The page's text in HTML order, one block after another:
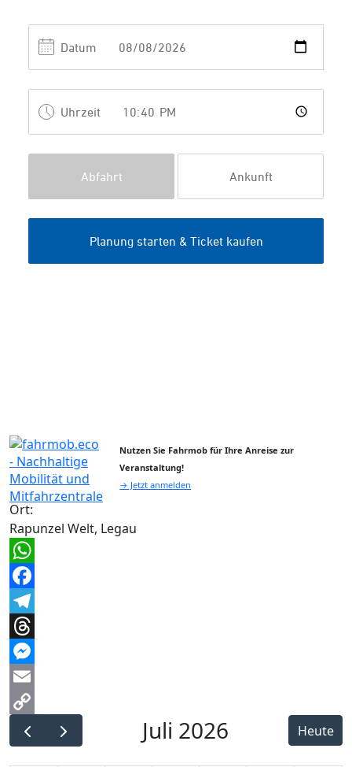
Nutzen Sie Fahrmob für Ihre Anreise zur
Veranstaltung!
→ Jetzt anmelden
Ort:
Rapunzel Welt, Legau
WhatsApp
Facebook
Telegram
Threads
Messenger
Email
Copy
Link
Juli 2026 Heute